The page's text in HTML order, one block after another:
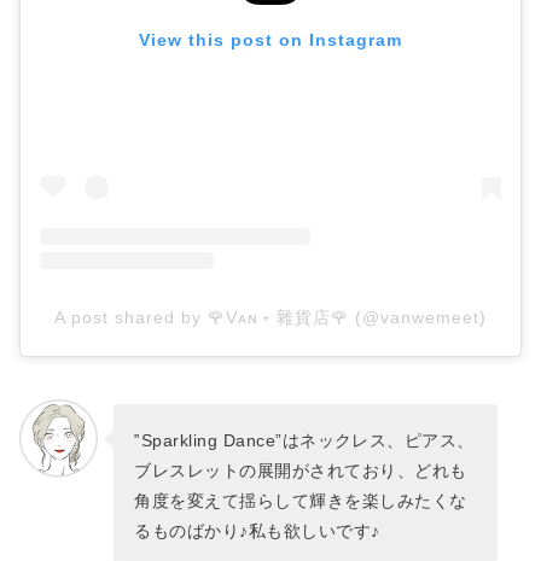
View this post on Instagram
A post shared by 🌹Vᴀɴ﹡雜貨店🌹 (@vanwemeet)
‟Sparkling Dance”はネックレス、ピアス、
ブレスレットの展開がされており、どれも
角度を変えて揺らして輝きを楽しみたくな
るものばかり♪私も欲しいです♪